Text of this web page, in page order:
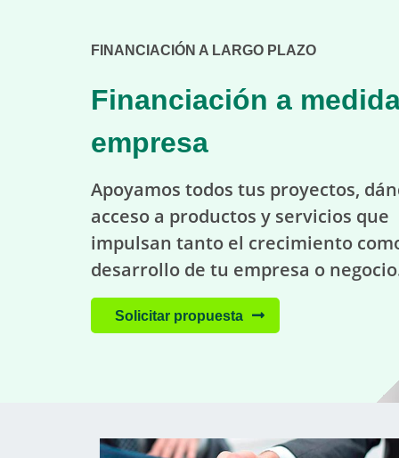
FINANCIACIÓN A LARGO PLAZO
Financiación a
empresa
Apoyamos todos tus proyectos,
acceso a productos y servicios que
impulsan tanto el crecimiento
desarrollo de tu empresa o
Solicitar propuesta